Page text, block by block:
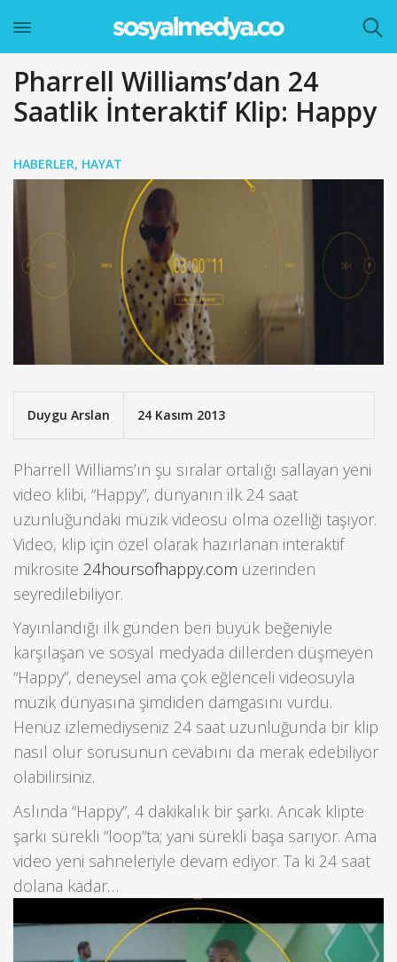
Pharrell Williams’dan 24
Saatlik İnteraktif Klip: Happy
HABERLER, HAYAT
Duygu Arslan 24 Kasım 2013
Pharrell Williams’ın şu sıralar ortalığı sallayan yeni
video klibi, “Happy”, dünyanın ilk 24 saat
uzunluğundaki müzik videosu olma özelliği taşıyor.
Video, klip için özel olarak hazırlanan interaktif
mikrosite 24hoursofhappy.com üzerinden
seyredilebiliyor.
Yayınlandığı ilk günden beri büyük beğeniyle
karşılaşan ve sosyal medyada dillerden düşmeyen
“Happy”, deneysel ama çok eğlenceli videosuyla
müzik dünyasına şimdiden damgasını vurdu.
Henüz izlemediyseniz 24 saat uzunluğunda bir klip
nasıl olur sorusunun cevabını da merak edebiliyor
olabilirsiniz.
Aslında “Happy”, 4 dakikalık bir şarkı. Ancak klipte
şarkı sürekli “loop”ta; yani sürekli başa sarıyor. Ama
video yeni sahneleriyle devam ediyor. Ta ki 24 saat
dolana kadar…